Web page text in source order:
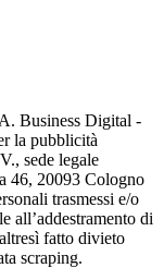
Business Digital -
la pubblicità
sede legale
46, 20093 Cologno
trasmessi e/o
all’addestramento di
fatto divieto
scraping.